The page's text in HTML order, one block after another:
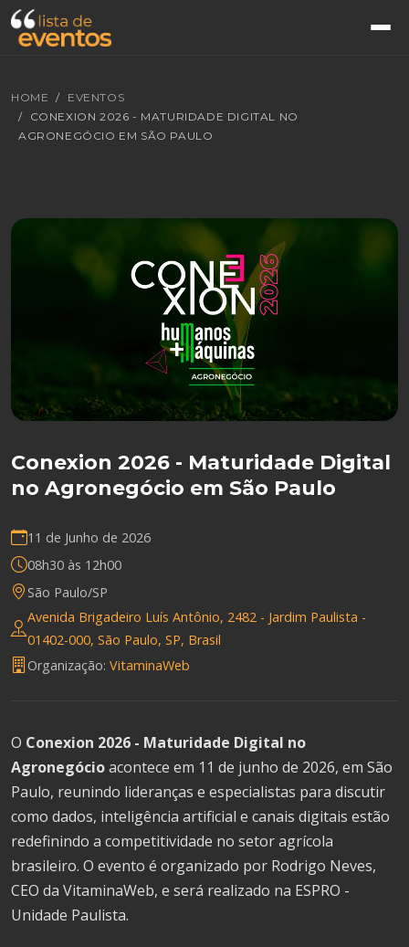
HOME
EVENTOS
CONEXION 2026 - MATURIDADE DIGITAL NO
AGRONEGÓCIO EM SÃO PAULO
Conexion 2026 - Maturidade Digital
no Agronegócio em São Paulo
11 de Junho de 2026
08h30 às 12h00
São Paulo/SP
Avenida Brigadeiro Luís Antônio, 2482 - Jardim Paulista -
01402-000, São Paulo, SP, Brasil
Organização: VitaminaWeb
O Conexion 2026 - Maturidade Digital no
Agronegócioacontece em 11 de junho de 2026, em São
Paulo, reunindo lideranças e especialistas para discutir
como dados, inteligência artificial e canais digitais estão
redefinindo a competitividade no setor agrícola
brasileiro. O evento é organizado por Rodrigo Neves,
CEO da VitaminaWeb, e será realizado na ESPRO -
Unidade Paulista.